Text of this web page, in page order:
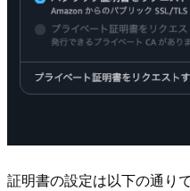
証明書の設定は以下の通り